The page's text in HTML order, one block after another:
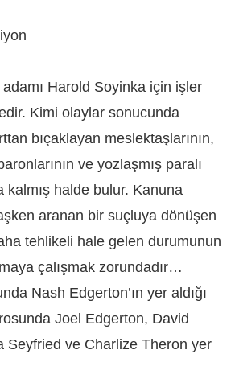
Harold Soyinka için işler
Kimi olaylar sonucunda
bıçaklayan meslektaşlarının,
ve yozlaşmış paralı
kalmış halde bulur. Kanuna
aranan bir suçluya dönüşen
tehlikeli hale gelen durumunun
çalışmak zorundadır…
Nash Edgerton’ın yer aldığı
Joel Edgerton, David
Seyfried ve Charlize Theron yer